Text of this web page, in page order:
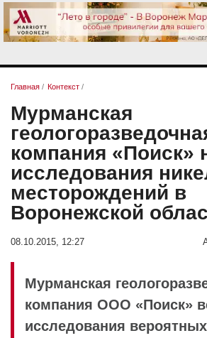
Главная / Контекст /
Мурманская
компания «Поиск»
исследования
месторождений в
Воронежской
08.10.2015, 12:27
Мурманская
компания ООО «Поиск»
исследования вероятных